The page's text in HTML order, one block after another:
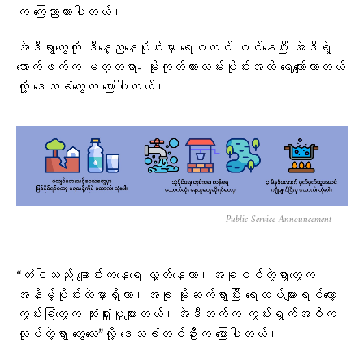
က ကြေညာထားပါတယ်။
အဲဒီရွာတွေကို ဒီနေ့ညနေပိုင်းမှာ ရေစတင် ဝင်နေပြီး အဲဒီ‌‌ရဲ့
အောက်ဖက်က မတ္တရာ- မိုးကုတ်ကားလမ်းပိုင်းအထိ ရေကျော်လာတယ်
လို့ ဒေသခံတွေက ပြောပါတယ်။
Public Service Announcement
“တံငါသည် ချောင်းကနေရေ လွှတ်နေတာ။အခုဝင်တဲ့ရွာတွေက
အနိမ့်ပိုင်းထဲမှာရှိတာ။အခု မိုးဆက်ရွာပြီး ရေထပ်များရင်တော့
ကွမ်းခြံတွေက ဆုံးရှုံးမှုများတယ်။အဲဒီဘက်က ကွမ်းရွက်အဓိက
လုပ်တဲ့ရွာ တွေလေ”လို့ ဒေသခံတစ်ဦးက ပြောပါတယ်။